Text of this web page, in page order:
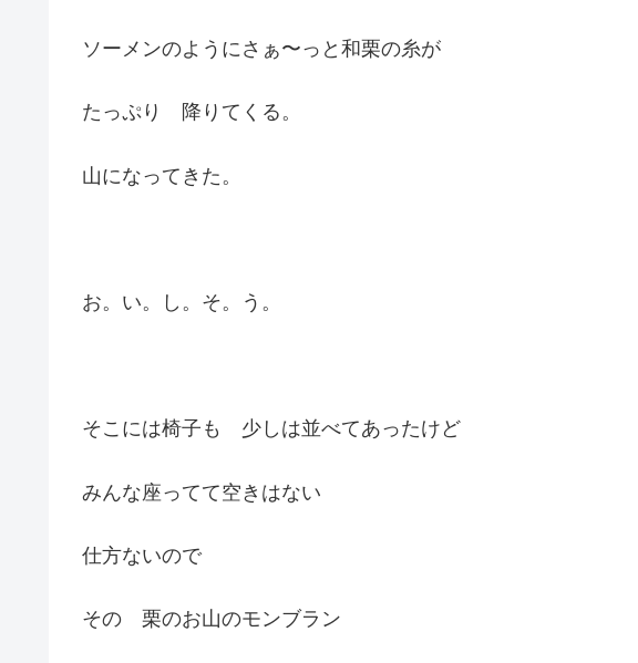
ソーメンのようにさぁ〜っと和栗の糸が
たっぷり 降りてくる。
山になってきた。
お。い。し。そ。う。
そこには椅子も 少しは並べてあったけど
みんな座ってて空きはない
仕方ないので
その 栗のお山のモンブラン